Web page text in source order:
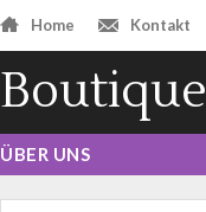
Home Kontakt
ÜBER UNS